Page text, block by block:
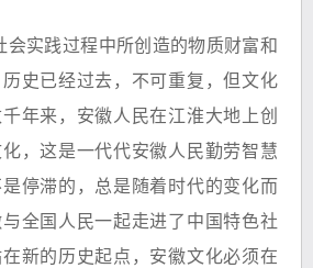
会实践过程中所创造的物质财富和
史已经过去，不可重复，但文化
年来，安徽人民在江淮大地上创
，这是一代代安徽人民勤劳智慧
停滞的，总是随着时代的变化而
全国人民一起走进了中国特色社
新的历史起点，安徽文化必须在